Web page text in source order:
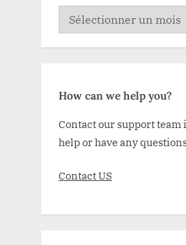
ARCHIVE
How can we help you?
Contact our support team
help or have any
Contact US